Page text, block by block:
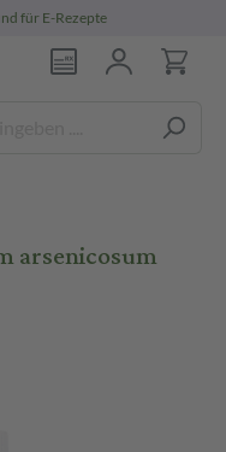
für E-Rezepte
arsenicosum